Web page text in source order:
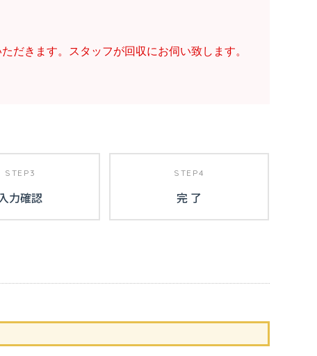
だきます。スタッフが回収にお伺い致します。
STEP3
力確認
STEP4
完 了